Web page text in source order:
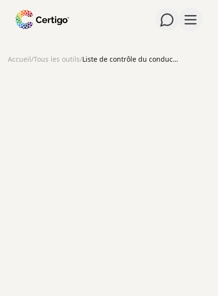
Ouvrir
Accueil/Tous les outils/ Liste de contrôle du conducteur